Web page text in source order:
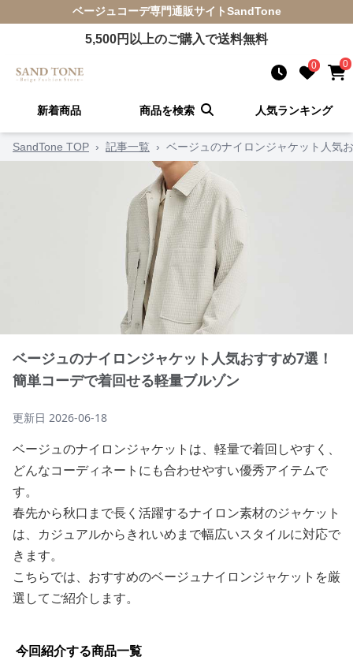
ベージュコーデ専門通販サイトSandTone
5,500円以上のご購入で送料無料
0 0
新着商品 商品を検索 人気ランキング
SandTone TOP › 記事一覧 › ベージュのナイロンジャケット人気
ベージュのナイロンジャケット人気おすすめ7選！
簡単コーデで着回せる軽量ブルゾン
更新日 2026-06-18
ベージュのナイロンジャケットは、軽量で着回しやすく、
どんなコーディネートにも合わせやすい優秀アイテムで
す。
春先から秋口まで長く活躍するナイロン素材のジャケット
は、カジュアルからきれいめまで幅広いスタイルに対応で
きます。
こちらでは、おすすめのベージュナイロンジャケットを厳
選してご紹介します。
今回紹介する商品一覧